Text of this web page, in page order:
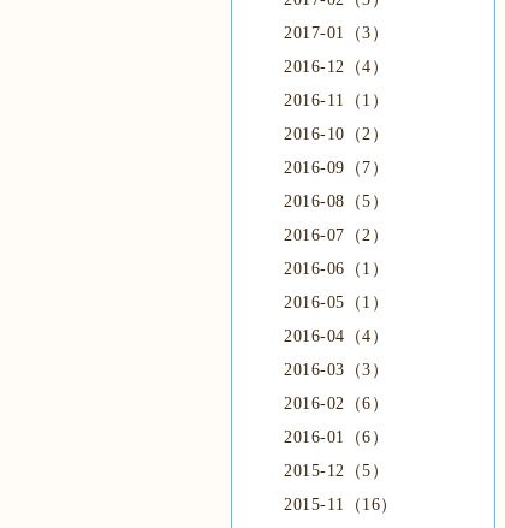
2017-01（3）
2016-12（4）
2016-11（1）
2016-10（2）
2016-09（7）
2016-08（5）
2016-07（2）
2016-06（1）
2016-05（1）
2016-04（4）
2016-03（3）
2016-02（6）
2016-01（6）
2015-12（5）
2015-11（16）